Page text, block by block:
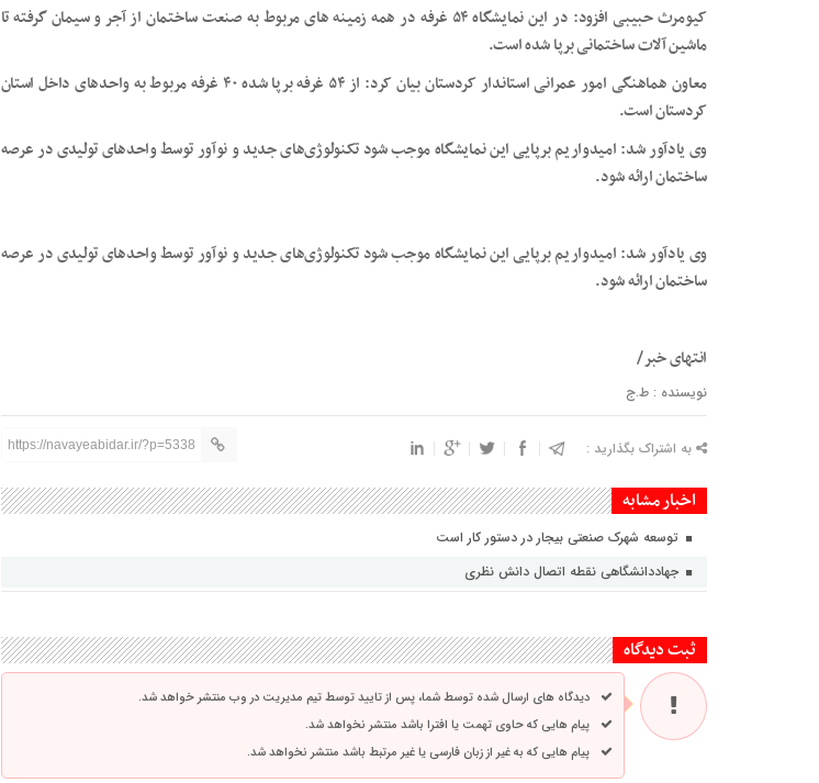
کیومرث حبیبی افزود: در این نمایشگاه ۵۴ غرفه در همه زمینه های مربوط به صنعت ساختمان از آجر و سیمان گرفته تا
ماشین آلات ساختمانی برپا شده است.
معاون هماهنگی امور عمرانی استاندار کردستان بیان کرد: از ۵۴ غرفه برپا شده ۴۰ غرفه مربوط به واحدهای داخل استان
کردستان است.
وی یادآور شد: امیدواریم برپایی این نمایشگاه موجب شود تکنولوژی‌های جدید و نوآور توسط واحدهای تولیدی در عرصه
ساختمان ارائه شود.
وی یادآور شد: امیدواریم برپایی این نمایشگاه موجب شود تکنولوژی‌های جدید و نوآور توسط واحدهای تولیدی در عرصه
ساختمان ارائه شود.
انتهای خبر/
نویسنده : ط.ج
به اشتراک بگذارید : https://navayeabidar.ir/?p=5338
اخبار مشابه
توسعه شهرک صنعتی بیجار در دستور کار است
جهاددانشگاهی نقطه اتصال دانش نظری
ثبت دیدگاه
دیدگاه های ارسال شده توسط شما، پس از تایید توسط تیم مدیریت در وب منتشر خواهد شد.
پیام هایی که حاوی تهمت یا افترا باشد منتشر نخواهد شد.
پیام هایی که به غیر از زبان فارسی یا غیر مرتبط باشد منتشر نخواهد شد.